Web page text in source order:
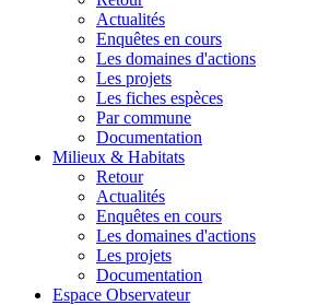
Actualités
Enquêtes en cours
Les domaines d'actions
Les projets
Les fiches espèces
Par commune
Documentation
Milieux & Habitats
Retour
Actualités
Enquêtes en cours
Les domaines d'actions
Les projets
Documentation
Espace Observateur